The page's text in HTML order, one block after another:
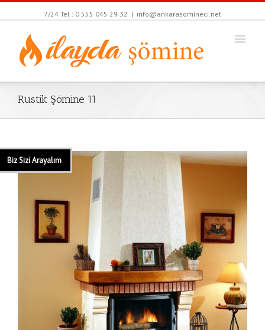
7/24 Tel : 0 555 045 29 32 | info@ankarasomineci.net
Rustik Şömine 11
Biz Sizi Arayalım